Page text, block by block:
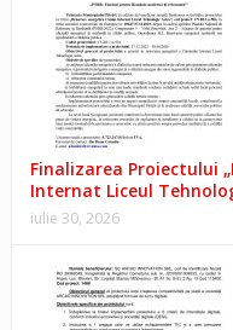
Finalizarea Proiectului
Internat Liceul
iulie 30, 2026